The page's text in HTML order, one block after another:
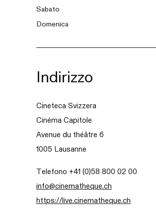
Sabato
Domenica
Indirizzo
Cineteca Svizzera
Cinéma Capitole
Avenue du théâtre 6
1005 Lausanne
Telefono +41 (0)58 800 02 00
info@cinematheque.ch
https://live.cinematheque.ch